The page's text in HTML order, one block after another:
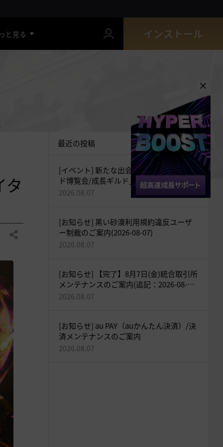
と見る インストール
タ
共有する
最近の投稿
[イベント] 新たな出会いをつなぐ「ギル
ド博覧会/成長ギルド」開催！(追記：
2026-08-07 20:35)
2026.08.07
[お知らせ] 黒い砂漠利用規約違反ユーザ
ー制裁のご案内(2026-08-07)
2026.08.07
[お知らせ] 【完了】8月7日(金)統合取引所
メンテナンスのご案内(追記：2026-08-07
18:05)
2026.08.07
[お知らせ] au PAY（auかんたん決済）/決
済メンテナンスのご案内
2026.08.07